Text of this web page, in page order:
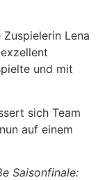
Lena
und mit
sich Team
auf einem
Saisonfinale: